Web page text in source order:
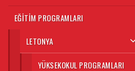
EĞITIM PROGRAMLARI
LETONYA
YÜKSEKOKUL PROGRAMLARI